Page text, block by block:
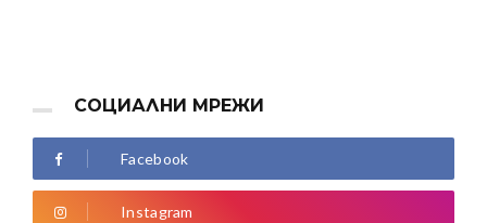
СОЦИАЛНИ МРЕЖИ
Facebook
Instagram